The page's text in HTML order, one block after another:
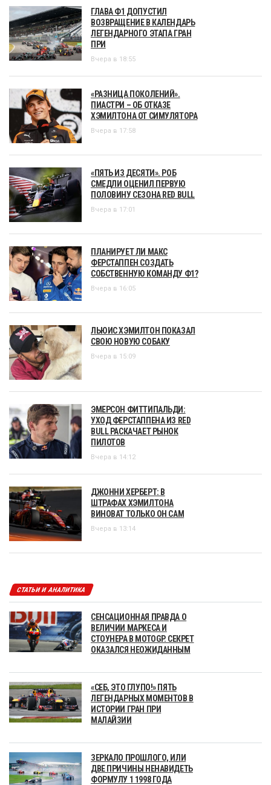
ГЛАВА Ф1 ДОПУСТИЛ
ВОЗВРАЩЕНИЕ В КАЛЕНДАРЬ
ЛЕГЕНДАРНОГО ЭТАПА ГРАН
ПРИ
Вчера в 18:55
«РАЗНИЦА ПОКОЛЕНИЙ».
ПИАСТРИ – ОБ ОТКАЗЕ
ХЭМИЛТОНА ОТ СИМУЛЯТОРА
Вчера в 17:58
«ПЯТЬ ИЗ ДЕСЯТИ». РОБ
СМЕДЛИ ОЦЕНИЛ ПЕРВУЮ
ПОЛОВИНУ СЕЗОНА RED BULL
Вчера в 17:01
ПЛАНИРУЕТ ЛИ МАКС
ФЕРСТАППЕН СОЗДАТЬ
СОБСТВЕННУЮ КОМАНДУ Ф1?
Вчера в 16:05
ЛЬЮИС ХЭМИЛТОН ПОКАЗАЛ
СВОЮ НОВУЮ СОБАКУ
Вчера в 15:09
ЭМЕРСОН ФИТТИПАЛЬДИ:
УХОД ФЕРСТАППЕНА ИЗ RED
BULL РАСКАЧАЕТ РЫНОК
ПИЛОТОВ
Вчера в 14:12
ДЖОННИ ХЕРБЕРТ: В
ШТРАФАХ ХЭМИЛТОНА
ВИНОВАТ ТОЛЬКО ОН САМ
Вчера в 13:14
СТАТЬИ И АНАЛИТИКА
СЕНСАЦИОННАЯ ПРАВДА О
ВЕЛИЧИИ МАРКЕСА И
СТОУНЕРА В MOTOGP. СЕКРЕТ
ОКАЗАЛСЯ НЕОЖИДАННЫМ
«СЕБ, ЭТО ГЛУПО!» ПЯТЬ
ЛЕГЕНДАРНЫХ МОМЕНТОВ В
ИСТОРИИ ГРАН ПРИ
МАЛАЙЗИИ
ЗЕРКАЛО ПРОШЛОГО, ИЛИ
ДВЕ ПРИЧИНЫ НЕНАВИДЕТЬ
ФОРМУЛУ 1 1998 ГОДА